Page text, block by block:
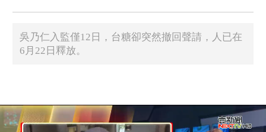
吳乃仁入監僅12日，台糖卻突然撤回聲請，人已在
6月22日釋放。